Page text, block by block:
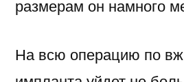
размерам он намного
На всю операцию по